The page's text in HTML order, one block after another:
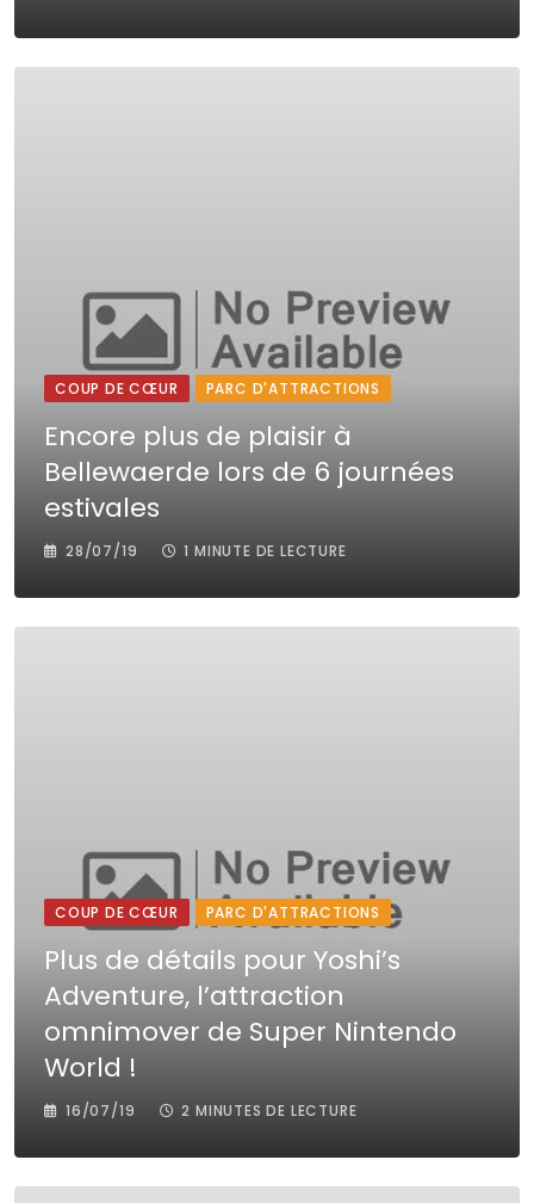
COUP DE CŒUR PARC D'ATTRACTIONS
Encore plus de plaisir à
Bellewaerde lors de 6 journées
estivales
28/07/19 1 MINUTE DE LECTURE
COUP DE CŒUR PARC D'ATTRACTIONS
Plus de détails pour Yoshi’s
Adventure, l’attraction
omnimover de Super Nintendo
World !
16/07/19 2 MINUTES DE LECTURE